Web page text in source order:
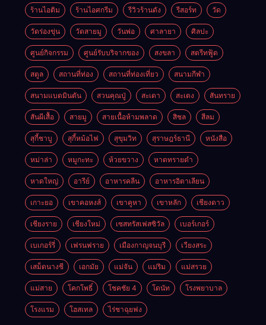
ร้านไอติม ร้านไอศกรีม รีวิวร้านดัง รีสอร์ท วัด
วัดร่องขุ่น วัดสายมู วันพ่อ ศาลายา ศิลปะ
ศูนย์กิจกรรม ศูนย์รับบริจากของ สงขลา สตรีทฟู้ด
สตูล สถานที่ท่อง สถานที่ท่องเที่ยว สนามกีฬา
สนามแบดมินตัน สวนคุณปู่ สะเดา สะเตง สันทราย
สันผีเสื้อ สายมู สายเนื้อห้ามพลาด สิชล สีลม
สุกี้ชาบู สุกี้หม้อไฟ สุขุมวิท สุราษฎร์ธานี หนังสือ
หม่าล่า หมูกะทะ ห้วยขวาง หาดทรายดำ
หาดใหญ่ อารีย์ อาหารคลีน อาหารอิตาเลียน
เกาะยอ เขาคอหงส์ เขาคูหา เขาหลัก เชียงดาว
เชียงราย เชียงใหม่ เซสทรัสเฟสซิวัล เบอร์เกอร์
เบเกอร์รี่ เฟรนฟราย เมืองกาญจนบุรี เวียงสระ
เสม็ดนางชี เอกมัย แม่จัน แม่ริม แม่สรวย
แม่สาย โคกโพธิ์ โชคชัย 4 โดนัท โรงพยาบาล
โรงแรม โฮสเทล ไร่ชาฉุยฟง